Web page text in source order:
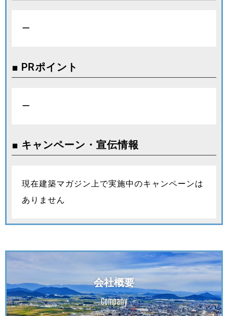
ー
■ PRポイント
ー
■ キャンペーン・宣伝情報
現在建築マガジン上で実施中のキャンペーンは
ありません
会社概要
Company